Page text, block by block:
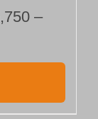
–